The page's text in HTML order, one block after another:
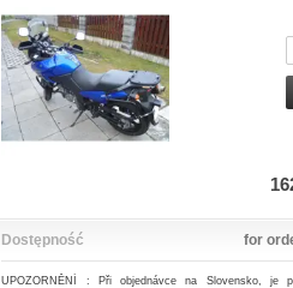
Dostępność for
UPOZORNĚNÍ : Při objednávce na Slovensko, je